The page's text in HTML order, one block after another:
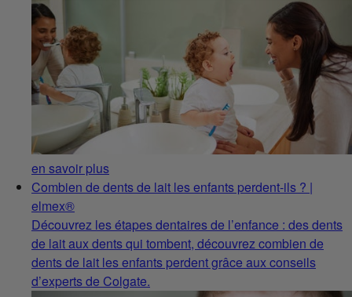
en savoir plus
Combien de dents de lait les enfants perdent-ils ? |
elmex®
Découvrez les étapes dentaires de l’enfance : des dents
de lait aux dents qui tombent, découvrez combien de
dents de lait les enfants perdent grâce aux conseils
d’experts de Colgate.